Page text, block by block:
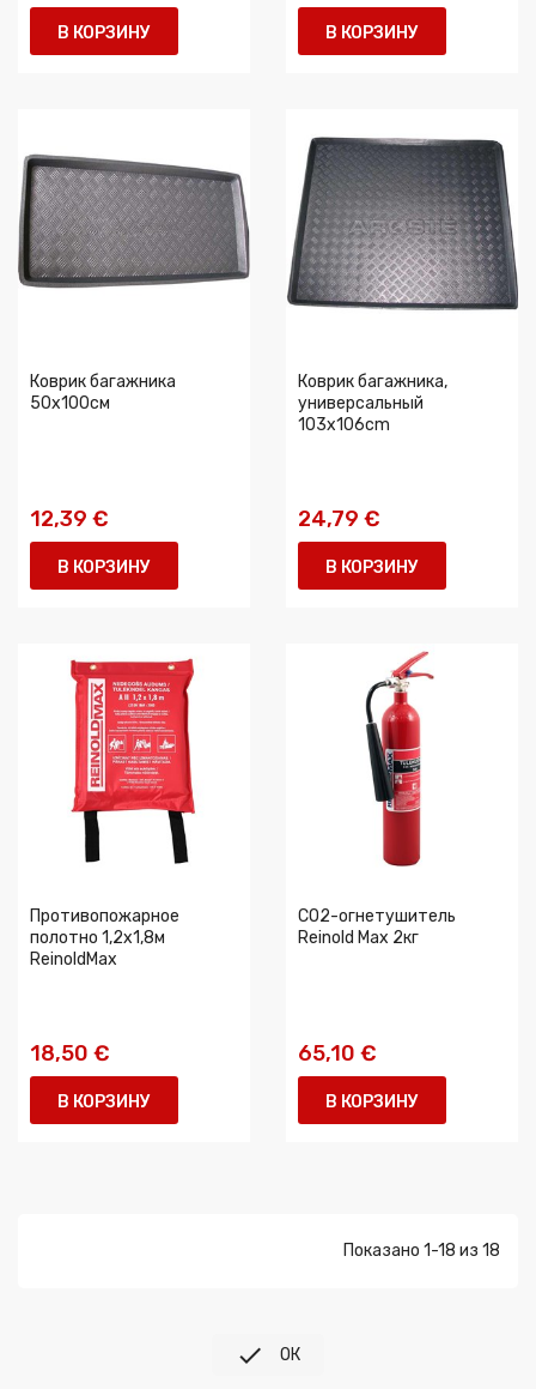
В КОРЗИНУ В КОРЗИНУ
Коврик багажника
50x100cм
12,39 €
В КОРЗИНУ
Коврик багажника,
универсальный
103x106cm
24,79 €
В КОРЗИНУ
Противопожарное
полотно 1,2x1,8м
ReinoldMax
18,50 €
В КОРЗИНУ
CO2-огнетушитель
Reinold Max 2кг
65,10 €
В КОРЗИНУ
Показано 1-18 из 18
 ОК